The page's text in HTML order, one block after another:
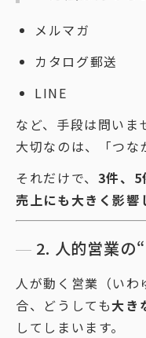
メルマガ
カタログ郵送
LINE
など、手段は問いま
大切なのは、「つな
それだけで、 3件、5
売上にも大きく影響
2. 人的営業の
人が動く営業（いわ
合、どうしても大き
してしまいます。